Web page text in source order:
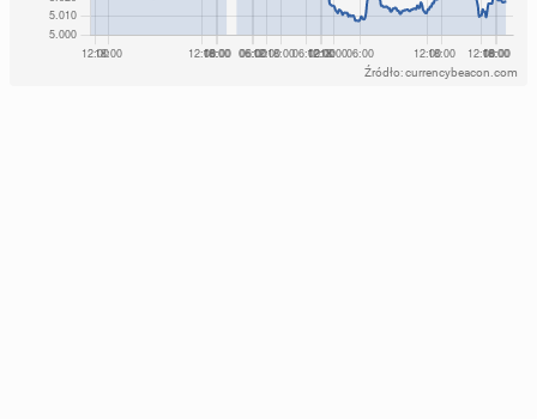
Źródło: currencybeacon.com